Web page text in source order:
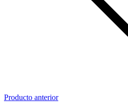
Producto anterior